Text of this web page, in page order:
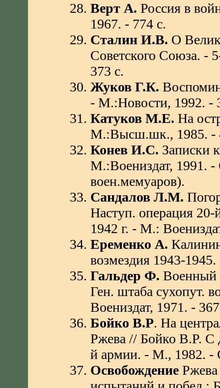
Верт А. Россия в
1967. - 774 с.
Сталин И.В. О
Советского Союза. -
373 с.
Жуков Г.К.
- М.:Новости, 1992. -
Катуков М.Е. На
М.:Высш.шк., 1985. -
Конев И.С. Записки
М.:Воениздат, 1991. -
воен.мемуаров).
Сандалов Л.М.
Наступ. операция 20-
1942 г. - М.:
Еременко А.
возмездия 1943-
Гальдер Ф. Военный
Ген. штаба сухопут.
Воениздат, 1971. -
Бойко В.Р. На
Ржева // Бойко В.Р. С
й армии. - М., 1982. -
Освобождение